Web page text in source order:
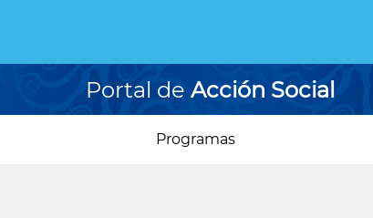
Portal de Acción Social
Programas